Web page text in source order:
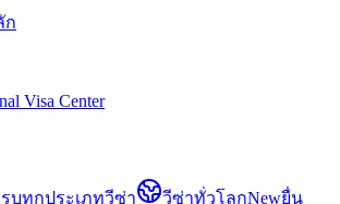
ก
Visa Center
บทุกประเภทวีซ่า วีซ่าทั่วโลกNewยื่น